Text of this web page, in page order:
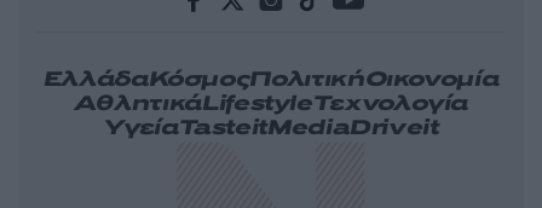
ΕλλάδαΚόσμοςΠολιτικήΟικονομία
ΑθλητικάLifestyleΤεχνολογία
ΥγείαTasteitMediaDriveit